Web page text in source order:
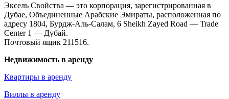
Эксель Свойства — это корпорация, зарегистрированная в
Дубае, Объединенные Арабские Эмираты, расположенная по
адресу 1804, Бурдж-Аль-Салам, 6 Sheikh Zayed Road — Trade
Center 1 — Дубай.
Почтовый ящик 211516.
Недвижимость в аренду
Квартиры в аренду
Виллы в аренду